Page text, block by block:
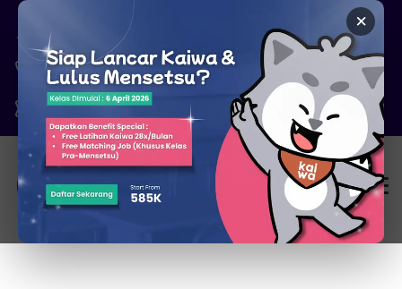
×
Pare, Kediri - Jawa Timur
6287777326344
marketing@kaiwa.id
Login